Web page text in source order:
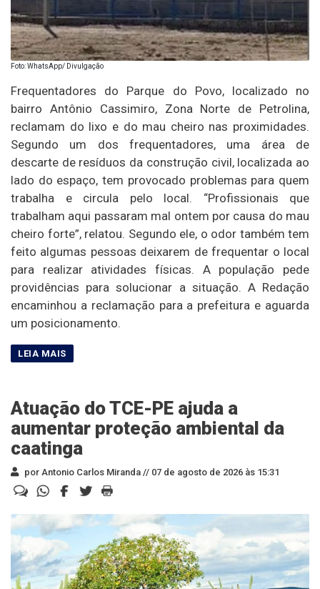
Foto: WhatsApp/ Divulgação
Frequentadores do Parque do Povo, localizado no
bairro Antônio Cassimiro, Zona Norte de Petrolina,
reclamam do lixo e do mau cheiro nas proximidades.
Segundo um dos frequentadores, uma área de
descarte de resíduos da construção civil, localizada ao
lado do espaço, tem provocado problemas para quem
trabalha e circula pelo local. “Profissionais que
trabalham aqui passaram mal ontem por causa do mau
cheiro forte”, relatou. Segundo ele, o odor também tem
feito algumas pessoas deixarem de frequentar o local
para realizar atividades físicas. A população pede
providências para solucionar a situação. A Redação
encaminhou a reclamação para a prefeitura e aguarda
um posicionamento.
Atuação do TCE-PE ajuda a
aumentar proteção ambiental da
caatinga
por Antonio Carlos Miranda // 07 de agosto de 2026 às 15:31